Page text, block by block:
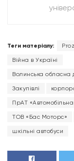
Теги матеріалу:
Війна в Україні
Волинська обласна
Закупівлі
ПрАТ
ТОВ «Бас Моторс»
шкільні автобуси